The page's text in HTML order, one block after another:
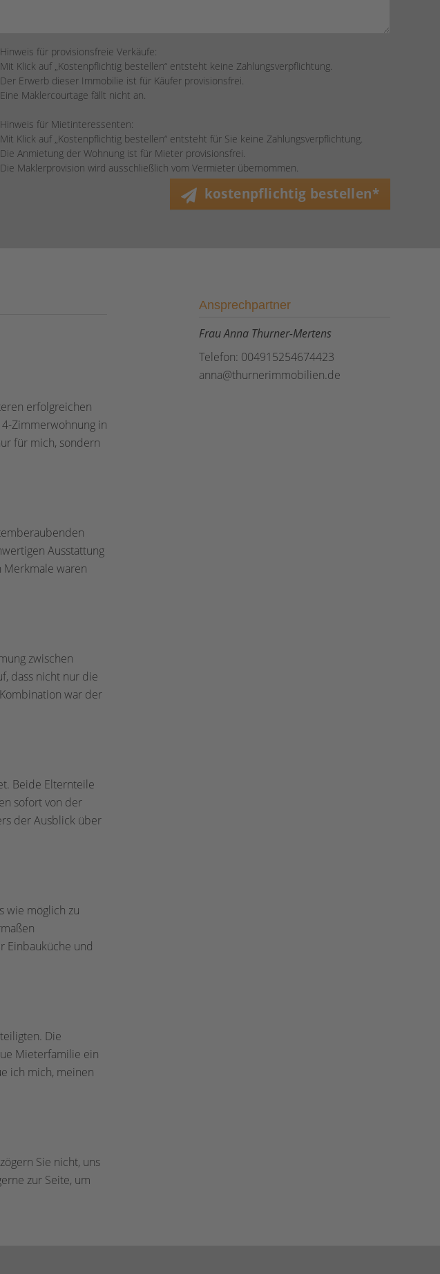
Hinweis für provisionsfreie Verkäufe:
Mit Klick auf „Kostenpflichtig bestellen“ entsteht keine Zahlungsverpflichtung.
Der Erwerb dieser Immobilie ist für Käufer provisionsfrei.
Eine Maklercourtage fällt nicht an.
Hinweis für Mietinteressenten:
Mit Klick auf „Kostenpflichtig bestellen“ entsteht für Sie keine Zahlungsverpflichtung.
Die Anmietung der Wohnung ist für Mieter provisionsfrei.
Die Maklerprovision wird ausschließlich vom Vermieter übernommen.
kostenpflichtig bestellen*
erfolgreichen
Zimmerwohnung in
für mich, sondern
Ausstattung
Merkmale waren
zwischen
dass nicht nur die
war der
Beide Elternteile
sofort von der
der Ausblick über
wie möglich zu
Einbauküche und
Die
Mieterfamilie ein
ich mich, meinen
Sie nicht, uns
zur Seite, um
Ansprechpartner
Frau Anna Thurner-Mertens
Telefon: 004915254674423
anna@thurnerimmobilien.de